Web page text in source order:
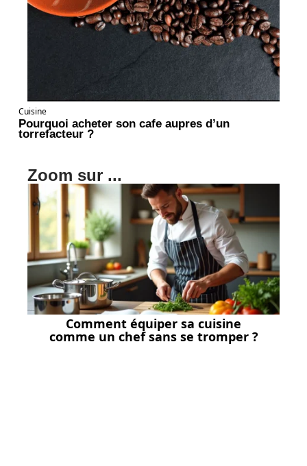
Cuisine
Pourquoi acheter son cafe aupres d’un
torrefacteur ?
Zoom sur ...
Comment équiper sa cuisine
comme un chef sans se tromper ?